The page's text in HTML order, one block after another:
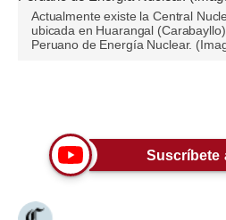
Tendencias
Moda
Estilos
Mundo
Actualmente existe la Central
ubicada en Huarangal
Peruano de Energía Nuclear.
Suscríbete